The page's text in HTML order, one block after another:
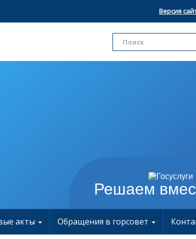
Версия
Решаем
акты Обращения в горсовет